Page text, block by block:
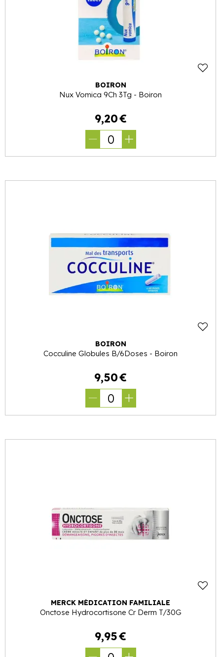
BOIRON
Nux Vomica 9Ch 3Tg - Boiron
9,20€
0
BOIRON
Cocculine Globules B/6Doses - Boiron
9,50€
0
MERCK MÉDICATION FAMILIALE
Onctose Hydrocortisone Cr Derm T/30G
9,95€